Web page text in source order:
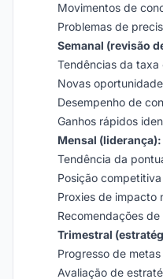
Movimentos de
Problemas de
Semanal (revisão
Tendências da
Novas
Desempenho de
Ganhos rápidos
Mensal (liderança):
Tendência da
Posição competitiva
Proxies de impacto
Recomendações
Trimestral
Progresso de metas
Avaliação de